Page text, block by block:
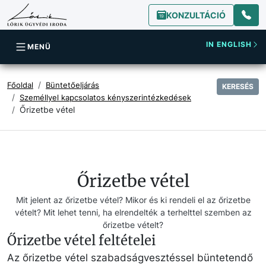
KONZULTÁCIÓ
MENÜ IN ENGLISH
Főoldal
Büntetőeljárás
Személlyel kapcsolatos kényszerintézkedések
Őrizetbe vétel
KERESÉS
Őrizetbe vétel
Mit jelent az őrizetbe vétel? Mikor és ki rendeli el az őrizetbe
vételt? Mit lehet tenni, ha elrendelték a terhelttel szemben az
őrizetbe vételt?
Őrizetbe vétel feltételei
Az őrizetbe vétel szabadságvesztéssel büntetendő